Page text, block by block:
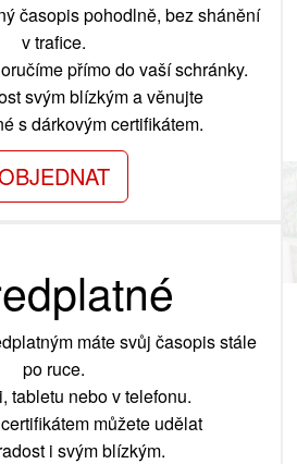
časopis pohodlně, bez shánění
v trafice.
přímo do vaší schránky.
svým blízkým a věnujte
s dárkovým certifikátem.
máte svůj časopis stále
po ruce.
tabletu nebo v telefonu.
můžete udělat
i svým blízkým.